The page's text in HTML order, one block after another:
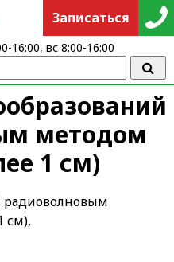
методом
1 см)
радиоволновым
см),
Записаться
16:00, вс 8:00-16:00